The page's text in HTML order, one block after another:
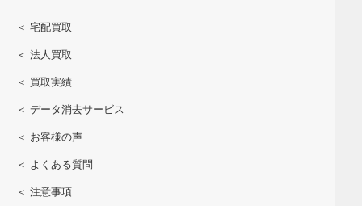
＜ 宅配買取
＜ 法人買取
＜ 買取実績
＜ データ消去サービス
＜ お客様の声
＜ よくある質問
＜ 注意事項